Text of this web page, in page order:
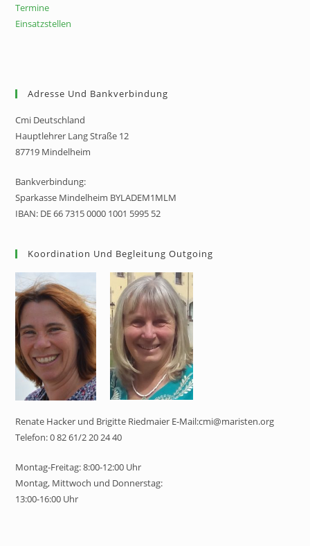
Termine
Einsatzstellen
Adresse Und Bankverbindung
Cmi Deutschland
Hauptlehrer Lang Straße 12
87719 Mindelheim
Bankverbindung:
Sparkasse Mindelheim BYLADEM1MLM
IBAN: DE 66 7315 0000 1001 5995 52
Koordination Und Begleitung Outgoing
Renate Hacker und Brigitte Riedmaier E-Mail:cmi@maristen.org
Telefon: 0 82 61/2 20 24 40
Montag-Freitag: 8:00-12:00 Uhr
Montag, Mittwoch und Donnerstag:
13:00-16:00 Uhr